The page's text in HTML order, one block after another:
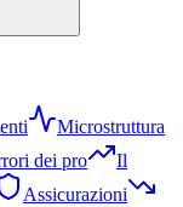
Microstruttura
dei pro
Il
Assicurazioni